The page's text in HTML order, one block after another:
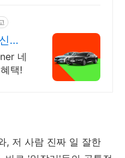
차
네
택!
, 저 사람 진짜 일 잘한